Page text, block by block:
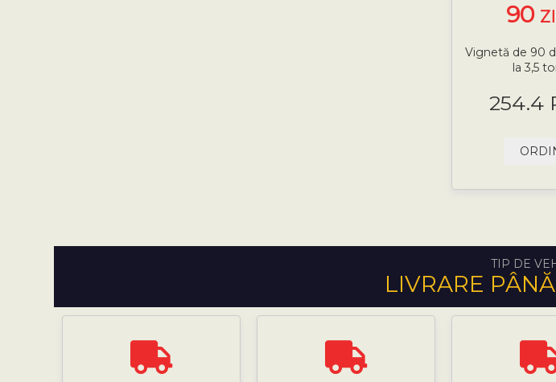
90
Vignetă de 90
la 3,5
254.4
TIP DE
LIVRARE